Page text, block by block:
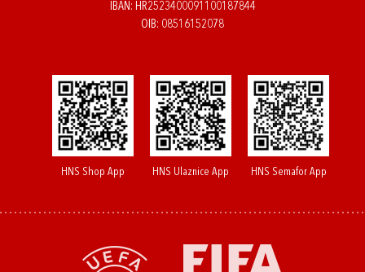
IBAN: HR2523400091100187844
OIB: 08516152078
HNS Shop App HNS Ulaznice App HNS Semafor App